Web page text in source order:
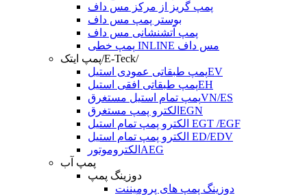
پمپ گریز از مرکز مس داف
بوستر پمپ مس داف
پمپ آتشنشانی مس داف
پمپ خطی INLINE مس داف
پمپ ایتک/E-Teck/
پمپ طبقاتی عمودی استیلEV
پمپ طبقاتی افقی استیلEH
پمپ تمام استیل مستغرقVN/ES
الکترو پمپ مستغرقEGN
الکترو پمپ تمام استیل EGT /EGF
الکترو پمپ تمام استیل ED/EDV
الکتروموتورAEG
پمپ آب
دوزینگ پمپ
دوزینگ پمپ های پرومیننت